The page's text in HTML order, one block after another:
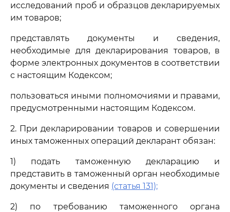
исследований проб и образцов декларируемых
им товаров;
представлять документы и сведения,
необходимые для декларирования товаров, в
форме электронных документов в соответствии
с настоящим Кодексом;
пользоваться иными полномочиями и правами,
предусмотренными настоящим Кодексом.
2. При декларировании товаров и совершении
иных таможенных операций декларант обязан:
1) подать таможенную декларацию и
представить в таможенный орган необходимые
документы и сведения (статья 131);
2) по требованию таможенного органа